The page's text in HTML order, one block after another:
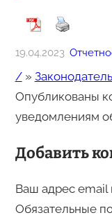
19.04.2023
/»
Опубликованы
уведомлениям
Добавить
Ваш адрес email
Обязательные